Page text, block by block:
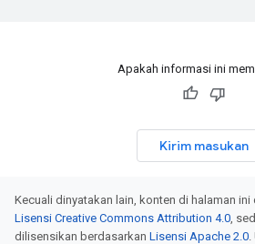
Apakah informasi ini
Kirim masukan
Kecuali dinyatakan lain, konten di halaman
Lisensi Creative Commons Attribution 4.0,
dilisensikan berdasarkan Lisensi Apache 2.0.